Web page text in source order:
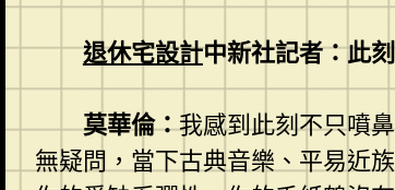
退休宅設計中新社記者：此
莫華倫：我感到此刻不只噴
無疑問，當下古典音樂、平易近